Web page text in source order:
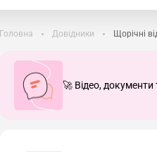
Головна Довідники Щорічні
🚀 Відео, документи